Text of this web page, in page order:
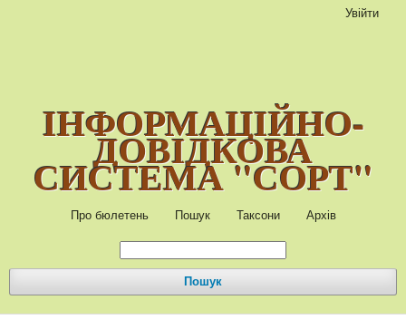
ІНФОРМАЦІЙНО-
ДОВІДКОВА
СИСТЕМА "СОРТ"
Про бюлетень Пошук Таксони Архів
Пошук
Увійти